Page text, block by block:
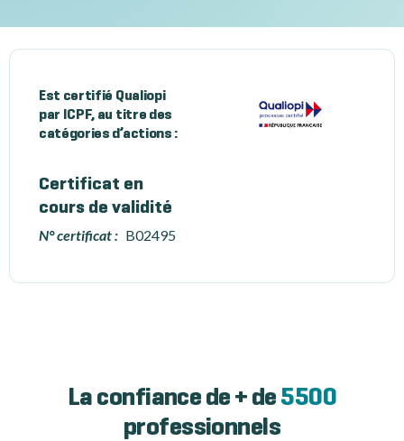
Est certifié Qualiopi
par ICPF, au titre des
catégories d’actions :
Certificat en
cours de validité
N° certificat : B02495
La confiance de + de 5500
professionnels